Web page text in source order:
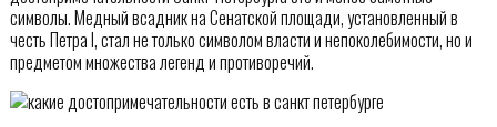
символы. Медный всадник на Сенатской площади, установленный в
честь Петра I, стал не только символом власти и непоколебимости, но и
предметом множества легенд и противоречий.